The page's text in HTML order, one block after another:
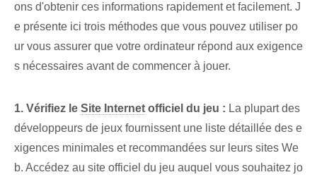
ons d'obtenir ces informations rapidement et facilement. J
e présente ici trois méthodes que vous pouvez utiliser po
ur vous assurer que votre ordinateur répond aux exigence
s nécessaires avant de commencer à jouer.
1.‍ Vérifiez le Site Internet officiel du jeu : La plupart des
développeurs de jeux fournissent une liste détaillée des e
xigences minimales et recommandées sur leurs sites We
b. Accédez au site officiel du jeu auquel vous souhaitez jo